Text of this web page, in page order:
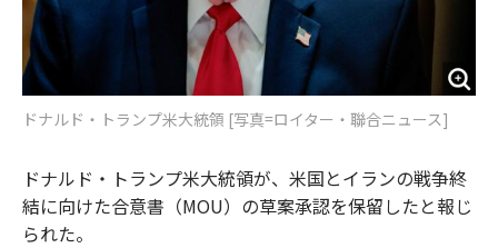
ドナルド・トランプ米大統領 [写真=ロイター・聯合ニュース]
ドナルド・トランプ米大統領が、米国とイランの戦争終
結に向けた合意書（MOU）の草案承認を保留したと報じ
られた。